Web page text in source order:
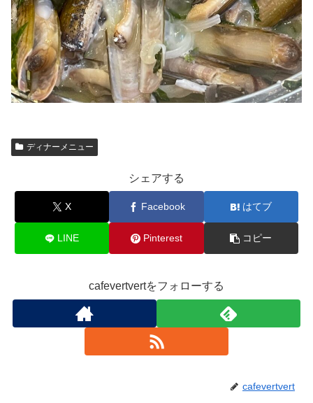
ディナーメニュー
シェアする
X Facebook はてブ
LINE Pinterest コピー
cafevertvertをフォローする
cafevertvert